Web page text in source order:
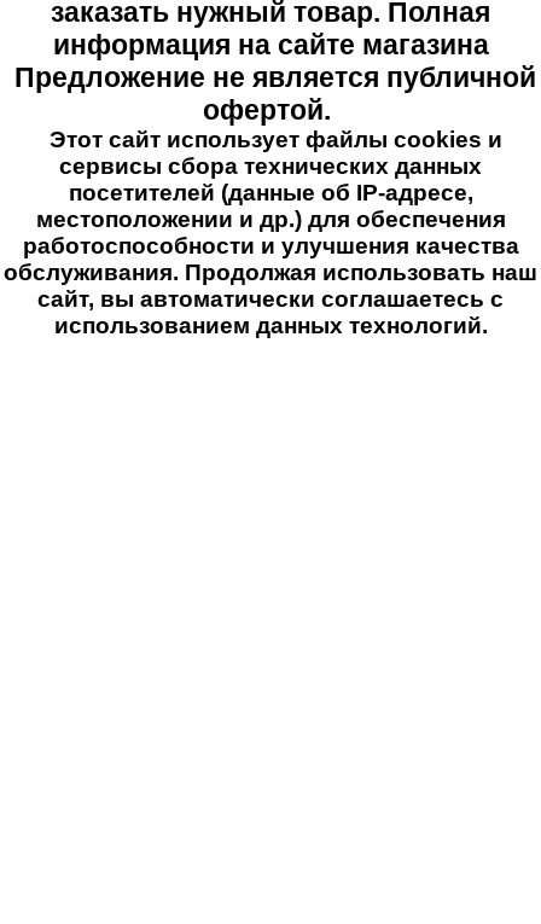
заказать нужный товар. Полная
информация на сайте магазина
Предложение не является публичной
офертой.
Этот сайт использует файлы cookies и
сервисы сбора технических данных
посетителей (данные об IP-адресе,
местоположении и др.) для обеспечения
работоспособности и улучшения качества
обслуживания. Продолжая использовать наш
сайт, вы автоматически соглашаетесь с
использованием данных технологий.